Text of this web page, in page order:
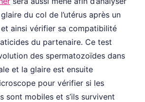
du col de l’utérus après un
ainsi vérifier sa compatibilité
du partenaire. Ce test
des spermatozoïdes dans
et la glaire est ensuite
pour vérifier si les
sont mobiles et s’ils survivent